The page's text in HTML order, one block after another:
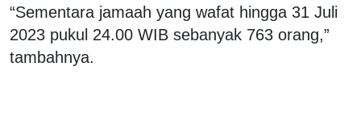
“Sementara jamaah yang wafat hingga 31 Juli
2023 pukul 24.00 WIB sebanyak 763 orang,”
tambahnya.